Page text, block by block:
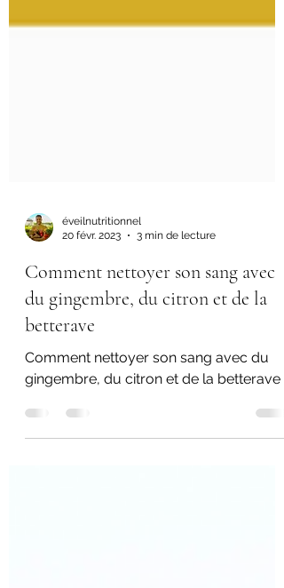
20 févr. 2023
3 min de lecture
Comment nettoyer son sang avec
du gingembre, du citron et de la
betterave
Comment nettoyer son sang avec du
gingembre, du citron et de la betterave